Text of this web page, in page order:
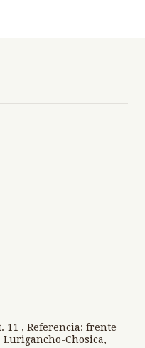
11 , Referencia: frente
Lurigancho-Chosica,